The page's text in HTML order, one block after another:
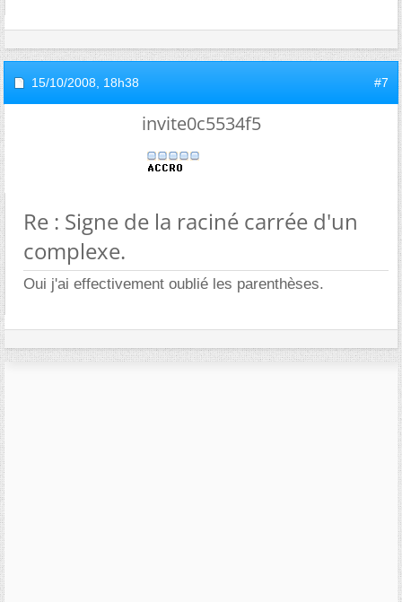
15/10/2008, 18h38 #7
invite0c5534f5
Re : Signe de la raciné carrée d'un
complexe.
Oui j'ai effectivement oublié les parenthèses.